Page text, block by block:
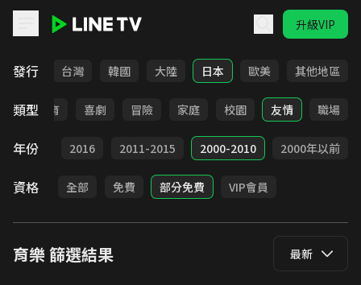
升級VIP
發行
全部 台灣 韓國 大陸 日本 歐美 其他地區
類型教育 喜劇 冒險 家庭 校園 友情 職場
年份
2017 2016 2011-2015 2000-2010 2000年以前
資格 全部 免費 部分免費 VIP會員
育樂篩選結果 最新